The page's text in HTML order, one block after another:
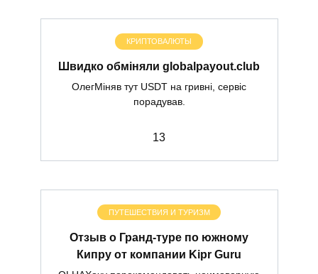
КРИПТОВАЛЮТЫ
Швидко обміняли globalpayout.club
ОлегМіняв тут USDT на гривні, сервіс
порадував.
13
ПУТЕШЕСТВИЯ И ТУРИЗМ
Отзыв о Гранд-туре по южному
Кипру от компании Kipr Guru